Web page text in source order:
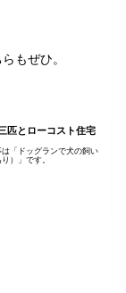
もぜひ。
匹とローコスト住宅
「ドッグランで犬の飼い
）」です。